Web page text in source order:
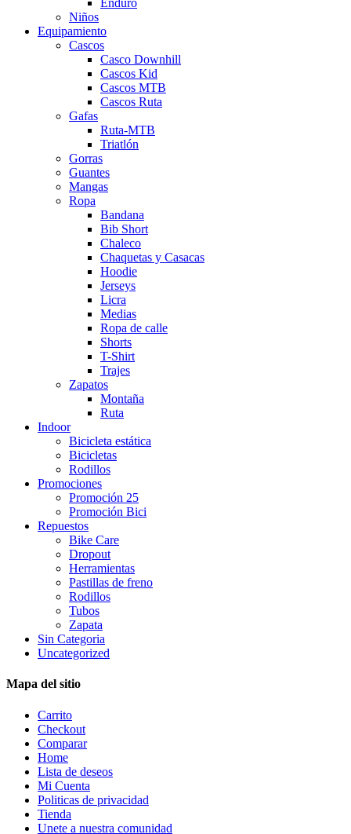
Enduro
Niños
Equipamiento
Cascos
Casco Downhill
Cascos Kid
Cascos MTB
Cascos Ruta
Gafas
Ruta-MTB
Triatlón
Gorras
Guantes
Mangas
Ropa
Bandana
Bib Short
Chaleco
Chaquetas y Casacas
Hoodie
Jerseys
Licra
Medias
Ropa de calle
Shorts
T-Shirt
Trajes
Zapatos
Montaña
Ruta
Indoor
Bicicleta estática
Bicicletas
Rodillos
Promociones
Promoción 25
Promoción Bici
Repuestos
Bike Care
Dropout
Herramientas
Pastillas de freno
Rodillos
Tubos
Zapata
Sin Categoria
Uncategorized
Mapa del sitio
Carrito
Checkout
Comparar
Home
Lista de deseos
Mi Cuenta
Politicas de privacidad
Tienda
Unete a nuestra comunidad